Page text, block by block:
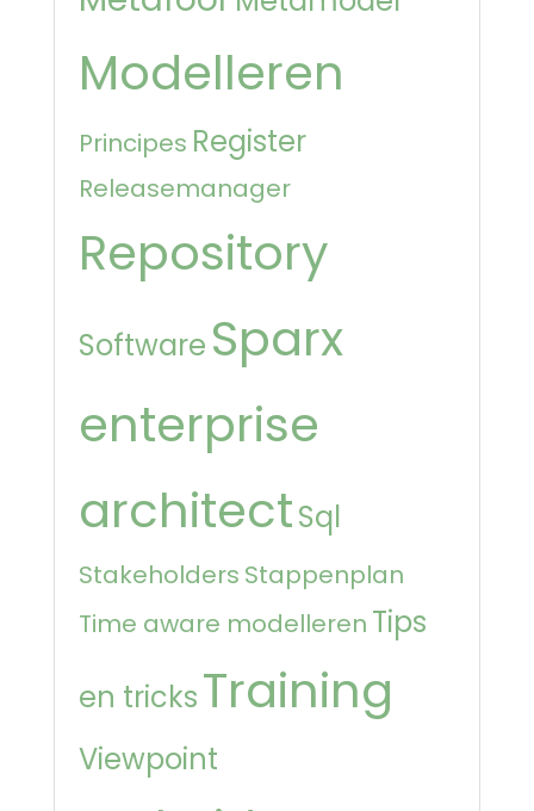
Modelleren
Principes Register
Releasemanager
Repository
Software Sparx
enterprise
architectSql
Stakeholders Stappenplan
Time aware modelleren Tips
en tricksTraining
Viewpoint